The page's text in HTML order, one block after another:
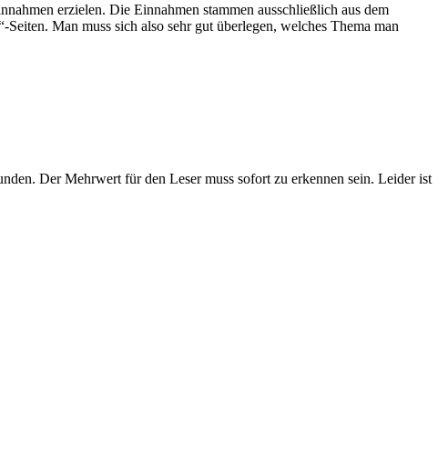
erzielen. Die Einnahmen stammen ausschließlich aus dem
Man muss sich also sehr gut überlegen, welches Thema man
Der Mehrwert für den Leser muss sofort zu erkennen sein. Leider ist